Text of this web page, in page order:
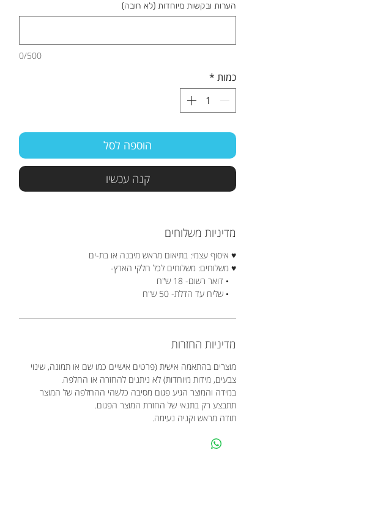
הערות ובקשות מיוחדות (לא חובה)
0/500
כמות *
הוספה לסל
קנה עכשיו
מדיניות משלוחים
♥ איסוף עצמי: בתיאום מראש מיבנה או בת-ים
♥ משלוחים: משלוחים לכל חלקי הארץ-
• דואר רשום- 18 ש"ח
• שליח עד הדלת- 50 ש"ח
מדיניות החזרות
מוצרים בהתאמה אישית (פרטים אישיים כמו שם או תמונה, שינוי
צבעים, מידות מיוחדות) לא ניתנים להחזרה או החלפה.
במידה והמוצר הגיע פגום מסיבה כלשהי ההחלפה של המוצר
תתבצע רק בתנאי של החזרת המוצר הפגום.
תודה מראש וקניה נעימה.